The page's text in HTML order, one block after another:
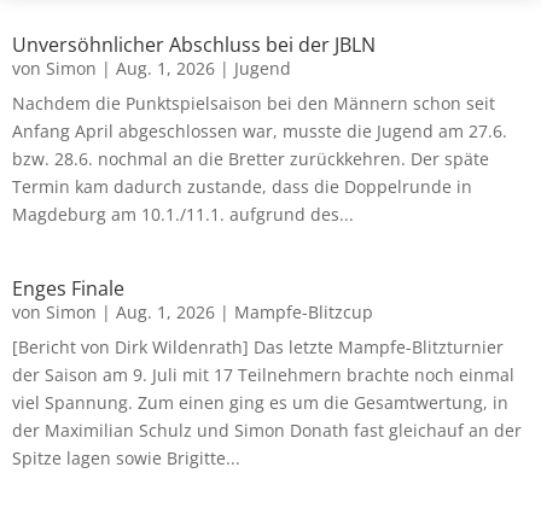
Unversöhnlicher Abschluss bei der JBLN
von Simon | Aug. 1, 2026 | Jugend
Nachdem die Punktspielsaison bei den Männern schon seit
Anfang April abgeschlossen war, musste die Jugend am 27.6.
bzw. 28.6. nochmal an die Bretter zurückkehren. Der späte
Termin kam dadurch zustande, dass die Doppelrunde in
Magdeburg am 10.1./11.1. aufgrund des...
Enges Finale
von Simon | Aug. 1, 2026 | Mampfe-Blitzcup
[Bericht von Dirk Wildenrath] Das letzte Mampfe-Blitzturnier
der Saison am 9. Juli mit 17 Teilnehmern brachte noch einmal
viel Spannung. Zum einen ging es um die Gesamtwertung, in
der Maximilian Schulz und Simon Donath fast gleichauf an der
Spitze lagen sowie Brigitte...